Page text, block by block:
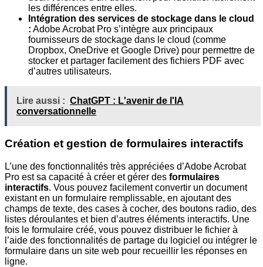
les différences entre elles.
Intégration des services de stockage dans le cloud
: Adobe Acrobat Pro s’intègre aux principaux
fournisseurs de stockage dans le cloud (comme
Dropbox, OneDrive et Google Drive) pour permettre de
stocker et partager facilement des fichiers PDF avec
d’autres utilisateurs.
Lire aussi : ChatGPT : L'avenir de l'IA
conversationnelle
Création et gestion de formulaires interactifs
L’une des fonctionnalités très appréciées d’Adobe Acrobat
Pro est sa capacité à créer et gérer des formulaires
interactifs. Vous pouvez facilement convertir un document
existant en un formulaire remplissable, en ajoutant des
champs de texte, des cases à cocher, des boutons radio, des
listes déroulantes et bien d’autres éléments interactifs. Une
fois le formulaire créé, vous pouvez distribuer le fichier à
l’aide des fonctionnalités de partage du logiciel ou intégrer le
formulaire dans un site web pour recueillir les réponses en
ligne.